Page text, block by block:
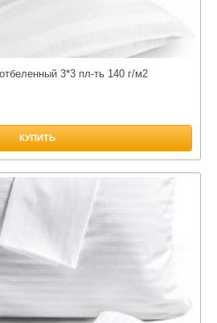
3*3 пл-ть 140 г/м2
КУПИТЬ